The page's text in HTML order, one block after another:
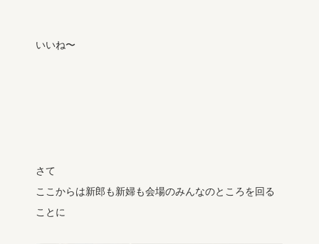
いいね〜
さて
ここからは新郎も新婦も会場のみんなのところを回る
ことに